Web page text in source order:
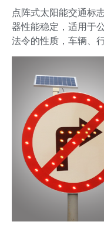
点阵式太阳能交通标
器性能稳定，适用于
法令的性质，车辆、